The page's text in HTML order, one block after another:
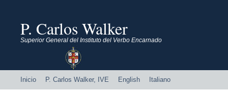
P. Carlos Walker
Superior General del Instituto del Verbo Encarnado
Inicio P. Carlos Walker, IVE English Italiano